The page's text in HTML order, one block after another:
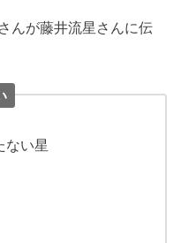
んが藤井流星さんに伝
ない星